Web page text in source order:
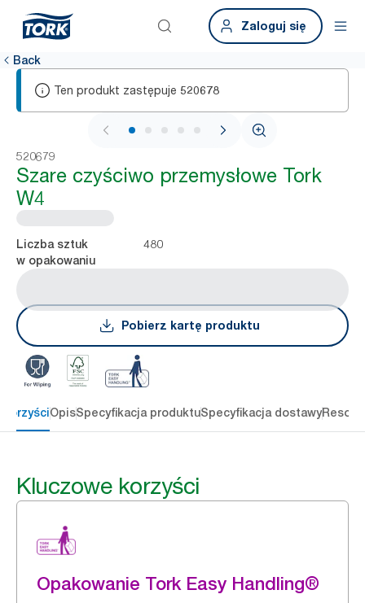
Zaloguj się
Back
Ten produkt zastępuje 520678
1 / 6
520679
Szare czyściwo przemysłowe Tork
W4
Liczba sztuk
w opakowaniu
480
Pobierz kartę produktu
korzyściOpisSpecyfikacja produktuSpecyfikacja dostawy
Kluczowe korzyści
Opakowanie Tork Easy Handling®